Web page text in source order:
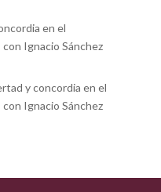
en el
con Ignacio Sánchez
y concordia en el
con Ignacio Sánchez